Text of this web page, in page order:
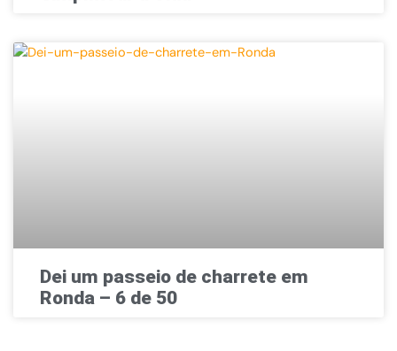
Dei um passeio de charrete em
Ronda – 6 de 50